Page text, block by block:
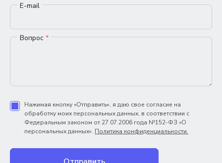
E-mail
Вопрос *
Нажимая кнопку «Отправить», я даю свое согласие на
обработку моих персональных данных, в соответствии с
Федеральным законом от 27.07.2006 года №152-ФЗ «О
персональных данных». Политика конфиденциальности.